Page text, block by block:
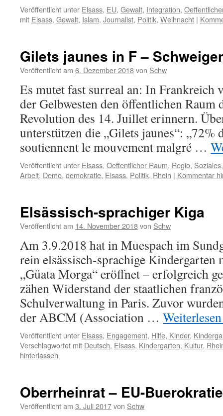
Veröffentlicht unter Elsass, EU, Gewalt, Integration,
mit Elsass, Gewalt, Islam, Journalist, Politik, Weihnacht |
Gilets jaunes in F –
Veröffentlicht am 6. Dezember 2018von Schw
Es mutet fast surreal an: In Frankreich
der Gelbwesten den öffentlichen Raum
Revolution des 14. Juillet erinnern.
unterstützen die „Gilets jaunes“: „72%
soutiennent le mouvement malgré …
Veröffentlicht unter Elsass, Oeffentlicher Raum, Regio, Soziales
Arbeit, Demo, demokratie, Elsass, Politik, Rhein | Kommentar
Elsässisch-sprachiger Kiga
Veröffentlicht am 14. November 2018von Schw
Am 3.9.2018 hat in Muespach im
rein elsässisch-sprachige Kindergarten
„Güata Morga“ eröffnet – erfolgreich
zähen Widerstand der staatlichen
Schulverwaltung in Paris. Zuvor
der ABCM (Association …
Veröffentlicht unter Elsass, Engagement, Hilfe, Kinder,
Verschlagwortet mit Deutsch, Elsass, Kindergarten, Kultur,
hinterlassen
Oberrheinrat – EU-Buerokratie
Veröffentlicht am 3. Juli 2017von Schw